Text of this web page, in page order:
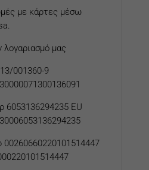
με κάρτες μέσω
μας
001360-9
6053136294235 EU
00260660220101514447